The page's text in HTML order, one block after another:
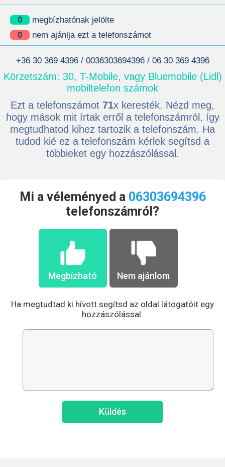
0
megbízhatónak jelölte
0
nem ajánlja ezt a telefonszámot
+36 30 369 4396 / 0036303694396 / 06 30 369 4396
Körzetszám: 30, T-Mobile, vagy Bluemobile (Lidl)
mobiltelefon számok
Ezt a telefonszámot 71x keresték. Nézd meg,
hogy mások mit írtak erről a telefonszámról, így
megtudhatod kihez tartozik a telefonszám. Ha
tudod kié ez a telefonszám kérlek segítsd a
többieket egy hozzászólással.
Mi a véleményed a 06303694396
telefonszámról?
Megbízható Nem ajánlom
Ha megtudtad ki hívott segítsd az oldal látogatóit egy
hozzászólással.
Küldés